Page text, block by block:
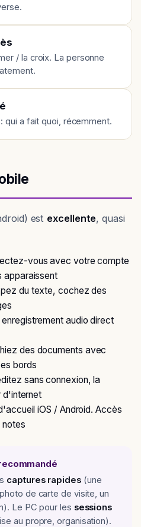
/ la croix. La personne
qui a fait quoi, récemment.
est excellente, quasi
vous avec votre compte
apparaissent
du texte, cochez des
enregistrement audio direct
des documents avec
bords
sans connexion, la
d'internet
iOS / Android. Accès
notes
captures rapides(une
de carte de visite, un
Le PC pour les sessions
au propre, organisation).